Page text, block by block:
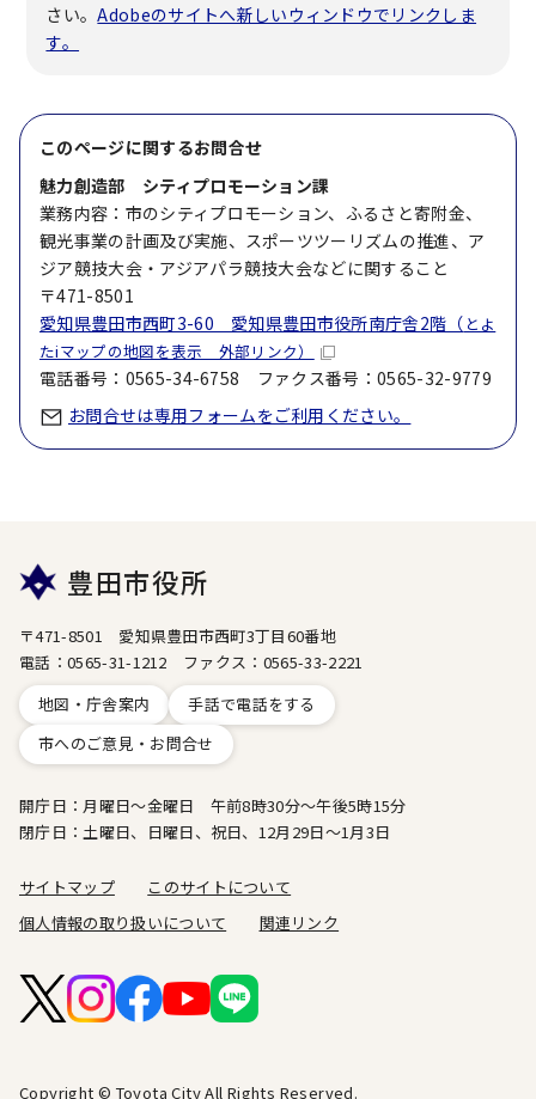
さい。Adobeのサイトへ新しいウィンドウでリンクしま
す。
このページに関するお問合せ
魅力創造部 シティプロモーション課
業務内容：市のシティプロモーション、ふるさと寄附金、
観光事業の計画及び実施、スポーツツーリズムの推進、ア
ジア競技大会・アジアパラ競技大会などに関すること
〒471-8501
愛知県豊田市西町3-60 愛知県豊田市役所南庁舎2階（ とよ
たiマップの地図を表示 外部リンク）
電話番号：0565-34-6758 ファクス番号：0565-32-9779
お問合せは専用フォームをご利用ください。
豊田市役所
〒471-8501 愛知県豊田市西町3丁目60番地
電話：0565-31-1212 ファクス：0565-33-2221
地図・庁舎案内
手話で電話をする
市へのご意見・お問合せ
開庁日：月曜日～金曜日 午前8時30分～午後5時15分
閉庁日：土曜日、日曜日、祝日、12月29日～1月3日
サイトマップ
このサイトについて
個人情報の取り扱いについて
関連リンク
Copyright © Toyota City All Rights Reserved.